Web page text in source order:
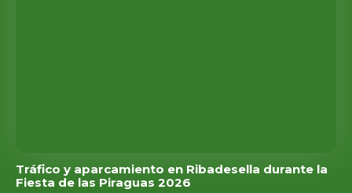
Tráfico y aparcamiento en Ribadesella durante la
Fiesta de las Piraguas 2026